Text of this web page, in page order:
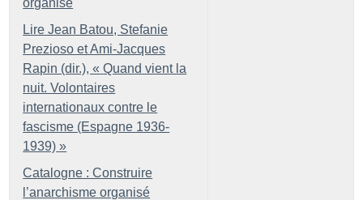
Lire Jean Batou, Stefanie
Prezioso et Ami-Jacques
Rapin (dir.), « Quand vient la
nuit. Volontaires
internationaux contre le
fascisme (Espagne 1936-
1939) »
Catalogne : Construire
l’anarchisme organisé